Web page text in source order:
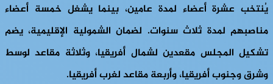
يُنتخب عشرة أعضاء لمدة عامين، بينما يشغل خمسة أعضاء
مناصبهم لمدة ثلاث سنوات. لضمان الشمولية الإقليمية، يضم
تشكيل المجلس مقعدين لشمال أفريقيا، وثلاثة مقاعد لوسط
وشرق وجنوب أفريقيا، وأربعة مقاعد لغرب أفريقيا.